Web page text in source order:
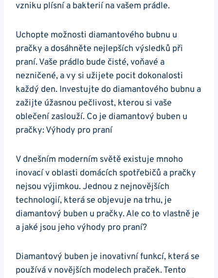
vzniku plísní a bakterií na vašem prádle.
Uchopte možnosti diamantového bubnu u
pračky a dosáhněte nejlepších výsledků při
praní.⁢ Vaše prádlo bude ​čisté, voňavé ​a⁢
nezničené, a ​vy si⁣ užijete pocit dokonalosti⁤
každý den. ⁢Investujte do diamantového bubnu a
zažijte úžasnou pečlivost, kterou si ​vaše⁤
oblečení ⁤zaslouží. Co je diamantový buben u
pračky: Výhody pro ‍praní
V⁢ dnešním moderním světě existuje‌ mnoho
inovací v oblasti domácích spotřebičů ⁤a pračky
nejsou výjimkou. Jednou z nejnovějších⁤
technologií, která se objevuje na trhu, je
diamantový⁤ buben u pračky. ‌Ale⁤ co to vlastně je
a jaké jsou jeho výhody pro ​praní?
Diamantový buben je inovativní funkcí, která se
používá ⁢v novějších ⁤modelech ⁤praček.‍ Tento